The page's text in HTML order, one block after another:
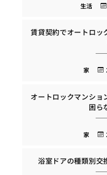
生活
賃貸契約でオートロッ
家
オートロックマンショ
困ら
家
浴室ドアの種類別交